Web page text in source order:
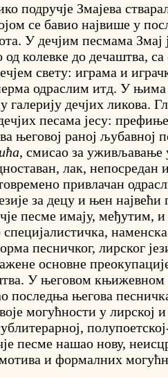
подручје Змајева
се бавио највише у
У дечјим песмама Змај
од колевке до дечаштва,
свету: играма и
одраслим итд. У њима
галерију дечјих ликова.
песама јесу:
његовој раној љубавној
, смисао за
лак, непосредан
привлачан
за децу и њен највећи
песме имају, међутим,
песничког, лирског
основне
У његовом књижевном
последња његова
могућности у лирској
песме нашао нову,
и формалних